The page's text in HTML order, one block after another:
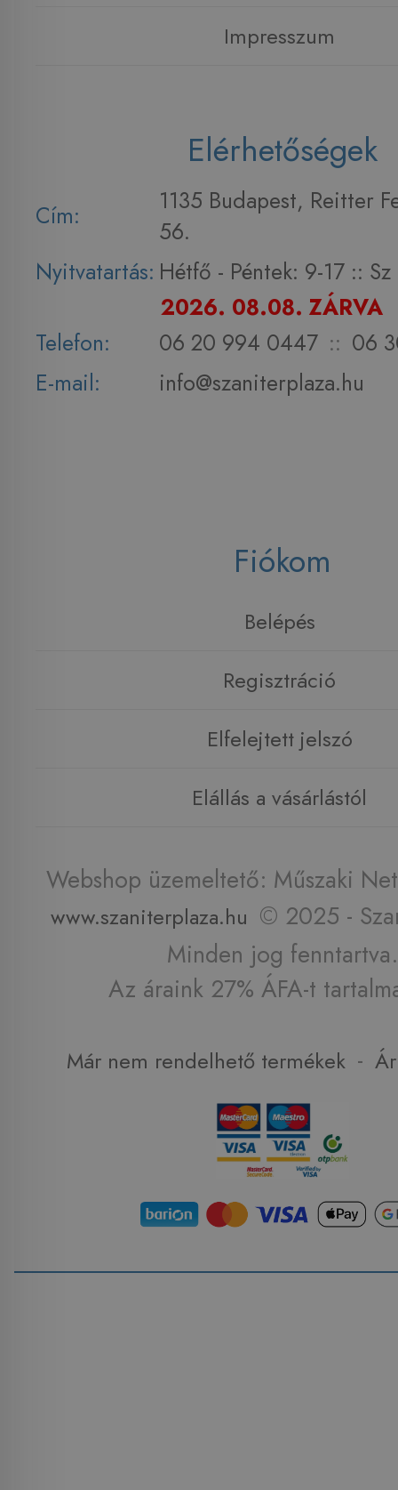
Impresszum
Elérhetőségek
Cím:
1135 Budapest, Reitter
56.
Nyitvatartás: Hétfő - Péntek: 9-17 :: Sz
2026. 08.08. ZÁRVA
Telefon:
06 20 994 0447 :: 06
E-mail:
info@szaniterplaza.hu
Fiókom
Belépés
Regisztráció
Elfelejtett jelszó
Elállás a vásárlástól
Webshop üzemeltető: Műszaki
www.szaniterplaza.hu © 2025 -
Minden jog fenntartva.
Az áraink 27% ÁFA-t
Már nem rendelhető termékek -